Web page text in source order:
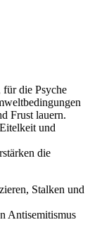
die Psyche
Frust lauern.
und
die
Stalken und
Antisemitismus